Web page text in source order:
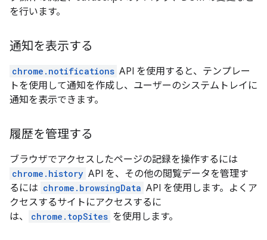
を行います。
通知を表示する
chrome.notifications API を使用すると、テンプレー
トを使用して通知を作成し、ユーザーのシステムトレイに
通知を表示できます。
履歴を管理する
ブラウザでアクセスしたページの記録を操作するには
chrome.history API を、その他の閲覧データを管理す
るには chrome.browsingData API を使用します。よくア
クセスするサイトにアクセスするに
は、
chrome.topSites を使用します。